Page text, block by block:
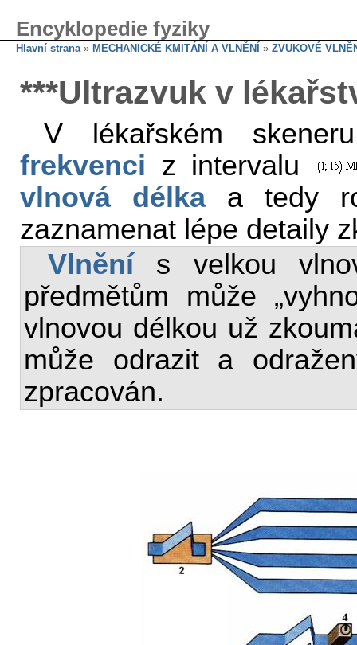
Encyklopedie fyziky
Hlavní strana» MECHANICKÉ KMITÁNÍ A VLNĚNÍ » ZVUKOVÉ
***Ultrazvuk v
V lékařském
frekvenci z intervalu
vlnová délkaa tedy
zaznamenat lépe detaily
Vlněnís velkou
předmětům může
vlnovou délkou už
může odrazit a
zpracován.